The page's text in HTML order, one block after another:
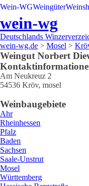
Wein-WGWeingüter
wein-wg
Deutschlands
wein-wg.de > Mosel >
Weingut Norbert
Am Neukreuz 2
54536 Kröv, mosel
Weinbaugebiete
Ahr
Rheinhessen
Pfalz
Baden
Sachsen
Saale-Unstrut
Mosel
Württemberg